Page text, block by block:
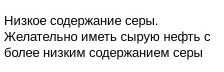
Низкое содержание серы.
Желательно иметь сырую нефть с
более низким содержанием серы